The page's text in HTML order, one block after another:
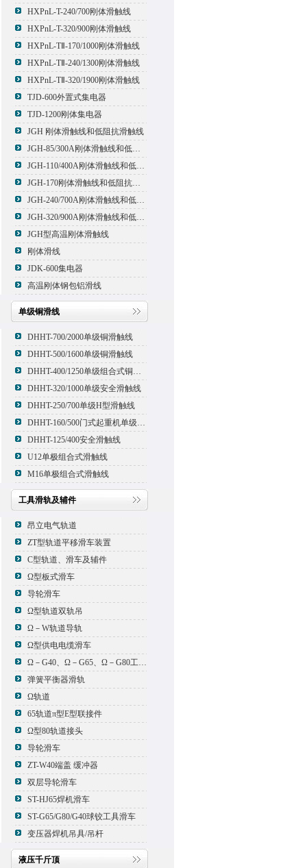
HXPnL-T-240/700刚体滑触线
HXPnL-T-320/900刚体滑触线
HXPnL-TⅡ-170/1000刚体滑触线
HXPnL-TⅡ-240/1300刚体滑触线
HXPnL-TⅡ-320/1900刚体滑触线
TJD-600外置式集电器
TJD-1200刚体集电器
JGH 刚体滑触线和低阻抗滑触线
JGH-85/300A刚体滑触线和低阻抗滑触线
JGH-110/400A刚体滑触线和低阻抗滑触线
JGH-170刚体滑触线和低阻抗滑触线
JGH-240/700A刚体滑触线和低阻抗滑触线
JGH-320/900A刚体滑触线和低阻抗滑触线
JGH型高温刚体滑触线
刚体滑线
JDK-600集电器
高温刚体钢包铝滑线
单级铜滑线
DHHT-700/2000单级铜滑触线
DHHT-500/1600单级铜滑触线
DHHT-400/1250单级组合式铜滑线,滑触线
DHHT-320/1000单级安全滑触线
DHHT-250/700单级H型滑触线
DHHT-160/500门式起重机单级组合式滑触线
DHHT-125/400安全滑触线
U12单极组合式滑触线
M16单极组合式滑触线
工具滑轨及辅件
昂立电气轨道
ZT型轨道平移滑车装置
C型轨道、滑车及辅件
Ω型板式滑车
导轮滑车
Ω型轨道双轨吊
Ω－W轨道导轨
Ω型供电电缆滑车
Ω－G40、Ω－G65、Ω－G80工具滑车
弹簧平衡器滑轨
Ω轨道
65轨道π型E型联接件
Ω型80轨道接头
导轮滑车
ZT-W40端盖 缓冲器
双层导轮滑车
ST-HJ65焊机滑车
ST-G65/G80/G40球铰工具滑车
变压器焊机吊具/吊杆
液压千斤顶